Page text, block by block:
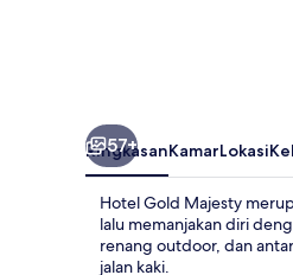
57+
RingkasanKamarLokasi
Hotel Gold Majesty
lalu memanjakan diri
renang outdoor, dan
jalan kaki.